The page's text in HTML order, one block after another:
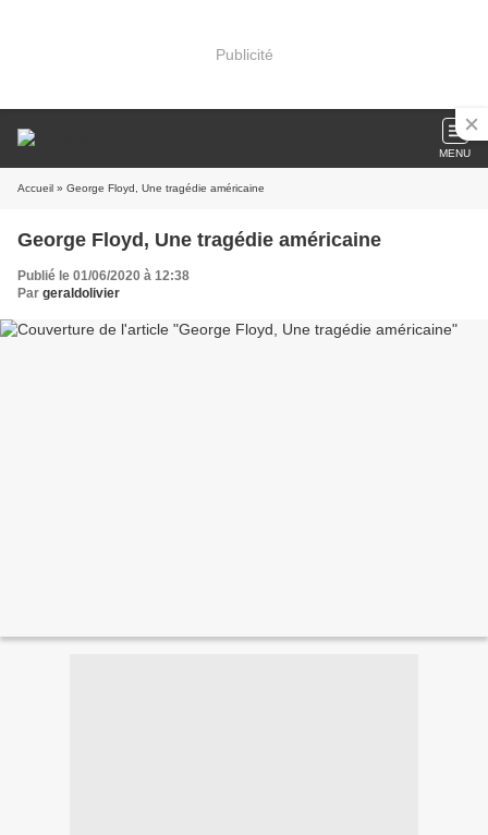
Publicité
MENU
Accueil » George Floyd, Une tragédie américaine
George Floyd, Une tragédie américaine
Publié le 01/06/2020 à 12:38
Par geraldolivier